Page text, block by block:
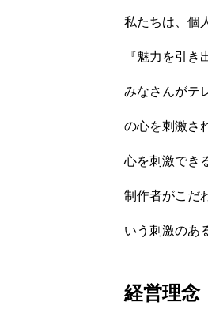
私たちは、個
『魅力を引き
みなさんがテ
の心を刺激さ
心を刺激でき
制作者がこだ
いう刺激のあ
経営理念